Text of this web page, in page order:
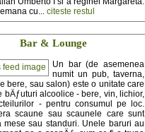
cu...citeste restul
Bar & Lounge
Un bar (de asemenea
numit un pub, taverna,
bere, sau salon) este o unitate care
bÄƒuturi alcoolice - bere, vin, lichior,
- pentru consumul pe loc.
scaune sau scaunele care sunt
mese sau standuri. Unele baruri au